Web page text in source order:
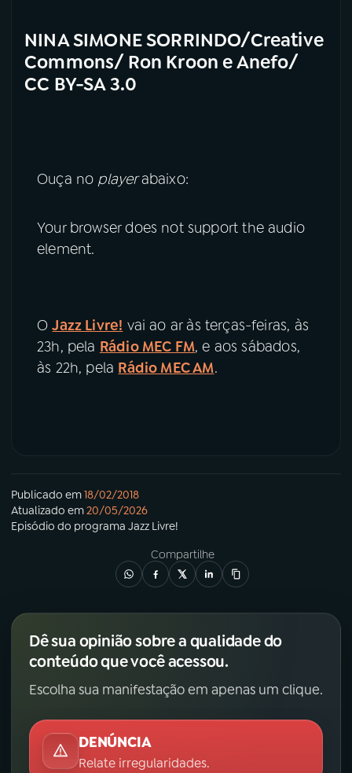
NINA SIMONE SORRINDO/Creative
Commons/ Ron Kroon e Anefo/
CC BY-SA 3.0
Ouça no playerabaixo:
Your browser does not support the audio
element.
OJazz Livre! vai ao ar às terças-feiras, às
23h, pela Rádio MEC FM, e aos sábados,
às 22h, pela Rádio MEC AM.
Publicado em18/02/2018
Atualizado em20/05/2026
Episódio do programa Jazz Livre!
Compartilhe
Dê sua opinião sobre a qualidade do
conteúdo que você acessou.
Escolha sua manifestação em apenas um clique.
DENÚNCIA
Relate irregularidades.